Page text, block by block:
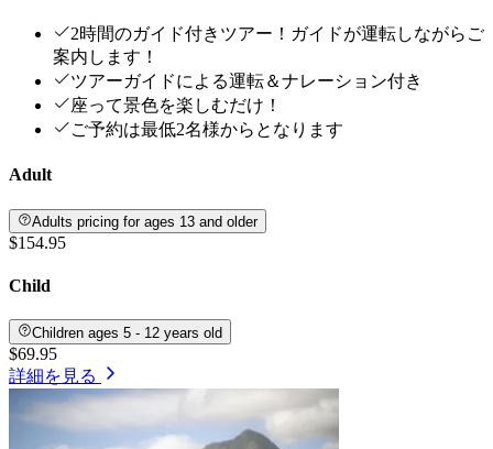
2時間のガイド付きツアー！ガイドが運転しながらご
案内します！
ツアーガイドによる運転＆ナレーション付き
座って景色を楽しむだけ！
ご予約は最低2名様からとなります
Adult
Adults pricing for ages 13 and older
$154.95
Child
Children ages 5 - 12 years old
$69.95
詳細を見る